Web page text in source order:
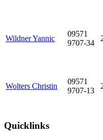
Wildner Yannic
09571
9707-34
Wolters Christin
09571
9707-13
Quicklinks